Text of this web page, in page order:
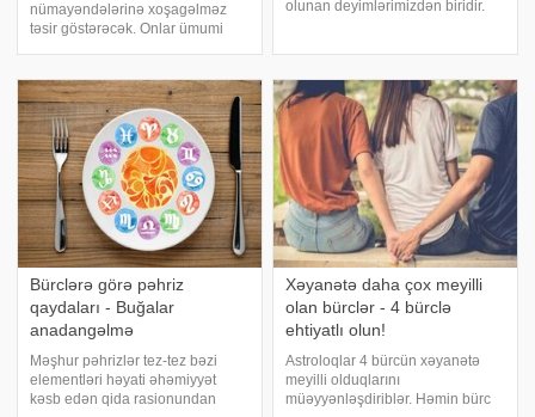
nümayəndələrinə xoşagəlməz
təsir göstərəcək. Onlar ümumi
a istinadən problemlərə
hazırlaşmalı bürcləri təqdim edir. .
Şir. Qlobal nailiyyətlə
olunan deyimlərimizdən biridir.
bədduaları daha təhlükəlidir
Bürclərə görə pəhriz
qaydaları - Buğalar
anadangəlmə
Məşhur pəhrizlər tez-tez bəzi
elementləri həyati əhəmiyyət
kəsb edən qida rasionundan
Xəyanətə daha çox meyilli
olan bürclər - 4 bürclə
ehtiyatlı olun!
Astroloqlar 4 bürcün xəyanətə
meyilli olduqlarını
müəyyənləşdiriblər. Həmin bürc